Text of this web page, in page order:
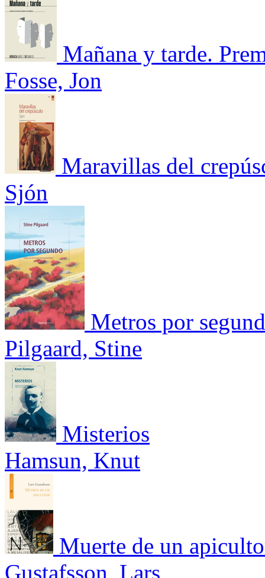
Mañana y tarde.
Fosse, Jon
Maravillas del
Sjón
Metros por
Pilgaard, Stine
Misterios
Hamsun, Knut
Muerte de un
Gustafsson, Lars